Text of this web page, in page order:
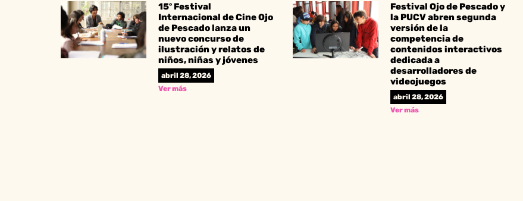
15º Festival
Internacional de Cine Ojo
de Pescado lanza un
nuevo concurso de
ilustración y relatos de
niños, niñas y jóvenes
abril 28, 2026
Ver más
Festival Ojo de Pescado y
la PUCV abren segunda
versión de la
competencia de
contenidos interactivos
dedicada a
desarrolladores de
videojuegos
abril 28, 2026
Ver más